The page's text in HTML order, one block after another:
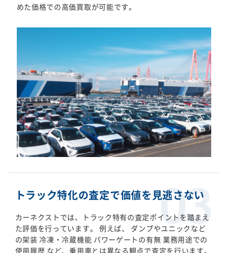
めた価格での高価買取が可能です。
トラック特化の査定で価値を見逃さない
カーネクストでは、トラック特有の査定ポイントを踏まえ
た評価を行っています。 例えば、 ダンプやユニックなど
の架装 冷凍・冷蔵機能 パワーゲートの有無 業務用途での
使用履歴 など、乗用車とは異なる観点で査定を行います。